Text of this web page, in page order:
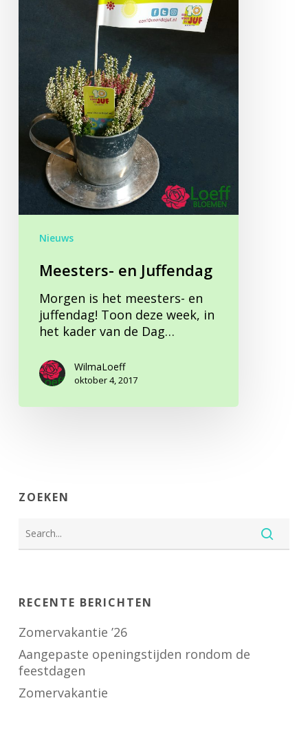
Nieuws
Meesters- en Juffendag
Morgen is het meesters- en
juffendag! Toon deze week, in
het kader van de Dag…
WilmaLoeff
oktober 4, 2017
ZOEKEN
RECENTE BERICHTEN
Zomervakantie ’26
Aangepaste openingstijden rondom de
feestdagen
Zomervakantie